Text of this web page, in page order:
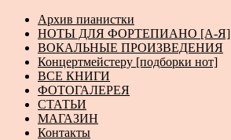
Архив пианистки
НОТЫ ДЛЯ ФОРТЕПИАНО [А-Я]
ВОКАЛЬНЫЕ ПРОИЗВЕДЕНИЯ
Концертмейстеру [подборки нот]
ВСЕ КНИГИ
ФОТОГАЛЕРЕЯ
СТАТЬИ
МАГАЗИН
Контакты